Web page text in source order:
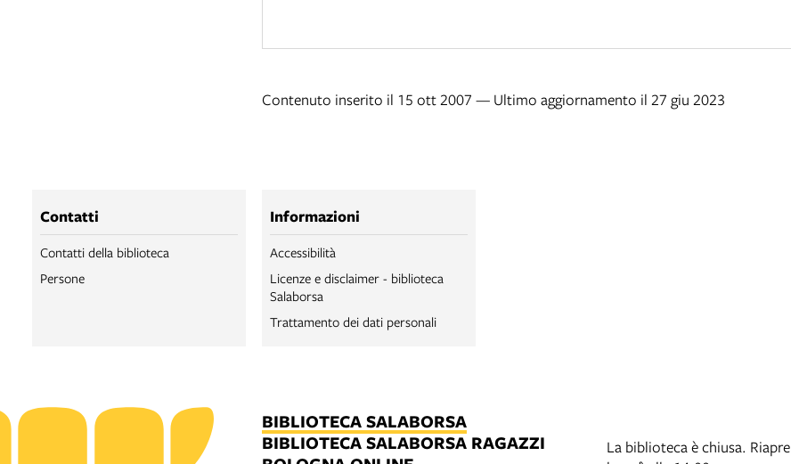
Contenuto inserito il 15 ott 2007 — Ultimo aggiornamento il 27 giu 2023
Contatti
Contatti della biblioteca
Persone
Informazioni
Accessibilità
Licenze e disclaimer - biblioteca
Salaborsa
Trattamento dei dati personali
BIBLIOTECA SALABORSA
BIBLIOTECA SALABORSA RAGAZZI
La biblioteca è chiusa. Riapre